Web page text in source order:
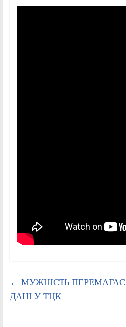
← МУЖНІСТЬ
ДАНІ У ТЦК